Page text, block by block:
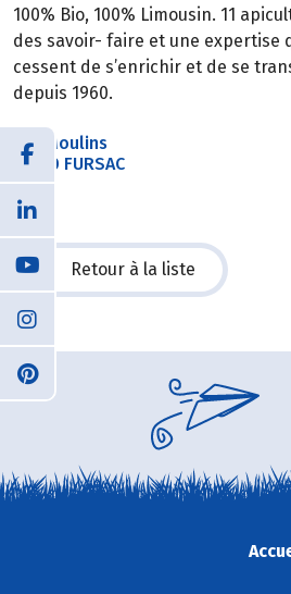
100% Bio, 100% Limousin. 11
des savoir- faire et une expertise
cessent de s’enrichir et de se
depuis 1960.
Les Moulins
23290 FURSAC
Retour à la liste